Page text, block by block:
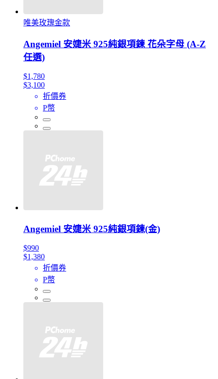
唯美玫瑰金款
Angemiel 安婕米 925純銀項鍊 花朵字母 (A-Z
任選)
$1,780
$3,100
折價券
P幣
Angemiel 安婕米 925純銀項鍊(金)
$990
$1,380
折價券
P幣